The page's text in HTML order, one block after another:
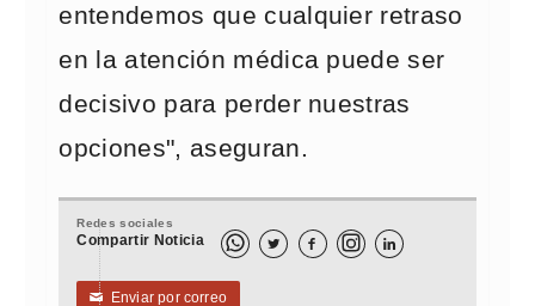
entendemos que cualquier retraso
en la atención médica puede ser
decisivo para perder nuestras
opciones", aseguran.
Redes sociales
Compartir Noticia   
✉ Enviar por correo